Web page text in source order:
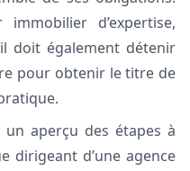
d’expertise,
doit également détenir
pour obtenir le titre de
un aperçu des étapes à
dirigeant d’une agence